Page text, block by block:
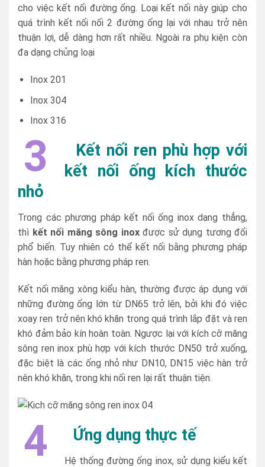
cho việc kết nối đường ống. Loại kết nối này giúp cho
quá trình kết nối nối 2 đường ống lại với nhau trở nên
thuận lợi, dễ dàng hơn rất nhiều. Ngoài ra phụ kiện còn
đa dạng chủng loại
Inox 201
Inox 304
Inox 316
3
Kết nối ren phù hợp với
kết nối ống kích thước
nhỏ
Trong các phương pháp kết nối ống inox dạng thẳng,
thì kết nối măng sông inoxđược sử dụng tương đối
phổ biến. Tuy nhiên có thể kết nối bằng phương pháp
hàn hoặc bằng phương pháp ren.
Kết nối măng xông kiểu hàn, thường được áp dụng với
những đường ống lớn từ DN65 trở lên, bởi khi đó việc
xoay ren trở nên khó khăn trong quá trình lắp đặt và ren
khó đảm bảo kín hoàn toàn. Ngược lại với kích cỡ măng
sông ren inox phù hợp với kích thước DN50 trở xuống,
đặc biệt là các ống nhỏ như DN10, DN15 việc hàn trở
nên khó khăn, trong khi nối ren lại rất thuận tiện.
4 Ứng dụng thực tế
Hệ thống đường ống inox, sử dụng kiểu kết